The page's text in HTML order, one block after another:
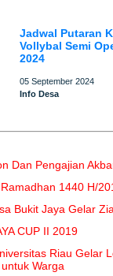
Jadwal Putaran
Vollybal Semi
2024
05 September 2024
Info Desa
Dan Pengajian
1440 H/
Bukit Jaya Gelar
CUP II 2019
Riau Gelar
Warga